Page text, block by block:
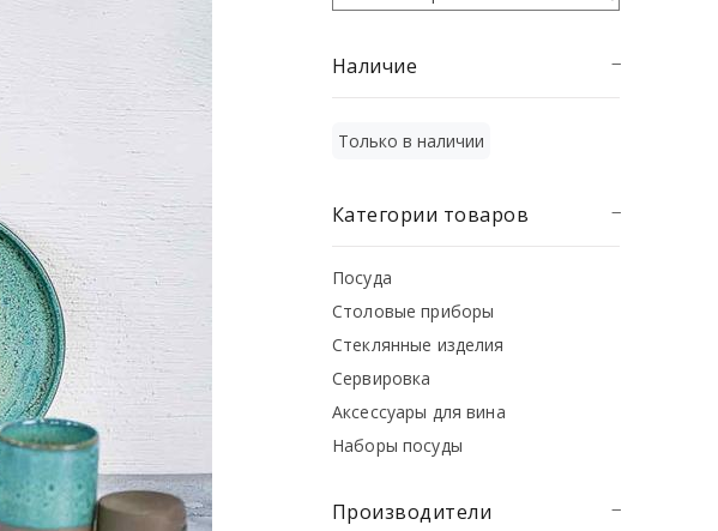
Наличие
Только в наличии
Категории товаров
Посуда
Столовые приборы
Стеклянные изделия
Сервировка
Аксессуары для вина
Наборы посуды
Производители